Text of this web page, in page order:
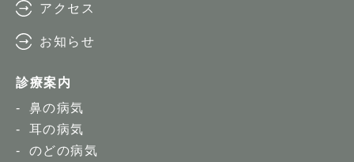
アクセス
お知らせ
診療案内
鼻の病気
耳の病気
のどの病気